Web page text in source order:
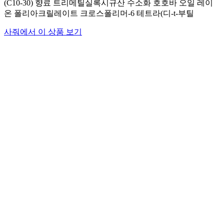
(C10-30) 향료 트리메틸실록시규산 수소화 호호바 오일 레이
온 폴리아크릴레이트 크로스폴리머-6 테트라(디-t-부틸
사줘에서 이 상품 보기